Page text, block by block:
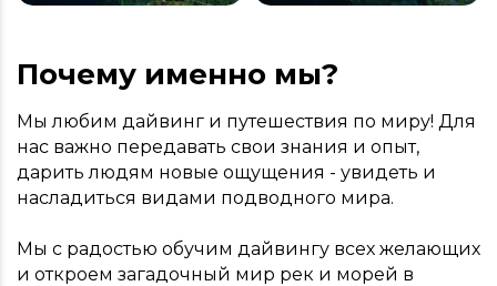
Почему именно мы?
Мы любим дайвинг и путешествия по миру! Для
нас важно передавать свои знания и опыт,
дарить людям новые ощущения - увидеть и
насладиться видами подводного мира.
Мы с радостью обучим дайвингу всех желающих
и откроем загадочный мир рек и морей в